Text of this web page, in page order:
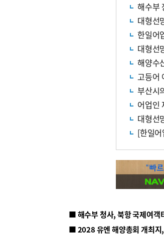
해수부
대형선
한일어
대형선
해양수
고등어
부산시
어업인
대형선
[한일
■ 해수부 청사, 북항 국제여객
■ 2028 유엔 해양총회 개최지